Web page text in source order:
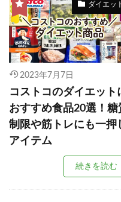
ダイエッ
2023年7月7日
コストコのダイエット
おすすめ食品20選！糖
制限や筋トレにも一押
アイテム
続きを読む